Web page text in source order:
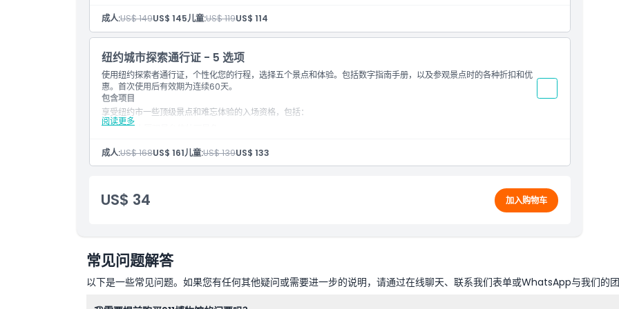
一世界观察台，从自由塔欣赏全景
乘坐风景优美的渡轮游览自由女神像和埃利斯岛
洛克菲勒中心顶层观景台的标志性天际线景观
美国自然历史博物馆的迷人展览
在杜莎夫人蜡像馆与栩栩如生的名人见面
在令人动容的9/11纪念馆和博物馆反思
乘坐Circle Line的纽约曼哈顿最佳观光游轮
通过一日随上随下巴士游探索您的城市
成人:US$ 149US$ 145儿童:US$ 119US$ 114
纽约城市探索通行证 - 5 选项
使用纽约探索者通行证，个性化您的行程，选择五个景点和体验。包括数字指南手册，以及参观景点时的各种折扣和优
惠。首次使用后有效期为连续60天。
阅读更多
包含项目
享受纽约市一些顶级景点和难忘体验的入场资格，包括：
帝国大厦观景台的壮丽景色
自由塔上的一世界观景台，提供全景视野
前往自由女神像和埃利斯岛的风景渡轮之旅
在杜莎夫人蜡像馆与栩栩如生的名人合影
成人:US$ 168US$ 161儿童:US$ 139US$ 133
US$ 34 加入购物车
常见问题解答
以下是一些常见问题。如果您有任何其他疑问或需要进一步的说明，请通过在线聊天、联系我们表单或WhatsApp与我们的团